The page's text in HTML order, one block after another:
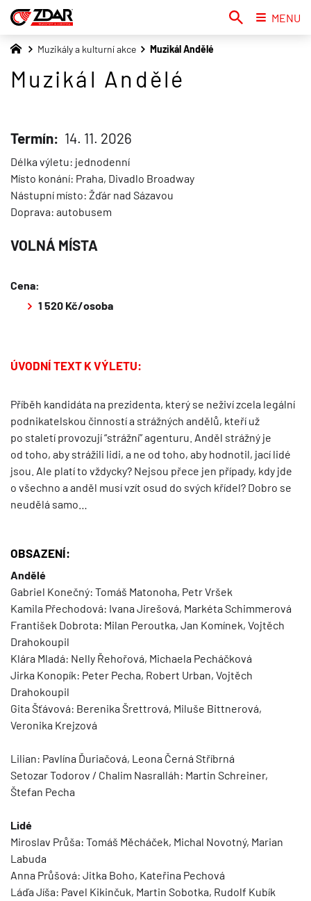
Muzikály a kulturní akce Muzikál Andělé
Muzikál Andělé
Termín: 14. 11. 2026
Délka výletu: jednodenní
Místo konání: Praha, Divadlo Broadway
Nástupní místo: Žďár nad Sázavou
Doprava: autobusem
VOLNÁ MÍSTA
Cena:
1 520 Kč/osoba
ÚVODNÍ TEXT K VÝLETU:
Příběh kandidáta na prezidenta, který se neživí zcela legální
podnikatelskou činností a strážných andělů, kteří už
po staletí provozují “strážní” agenturu. Anděl strážný je
od toho, aby strážili lidi, a ne od toho, aby hodnotil, jací lidé
jsou. Ale platí to vždycky? Nejsou přece jen případy, kdy jde
o všechno a anděl musí vzít osud do svých křídel? Dobro se
neudělá samo…
OBSAZENÍ:
Andělé
Gabriel Konečný: Tomáš Matonoha, Petr Vršek
Kamila Přechodová: Ivana Jirešová, Markéta Schimmerová
František Dobrota: Milan Peroutka, Jan Komínek, Vojtěch
Drahokoupil
Klára Mladá: Nelly Řehořová, Michaela Pecháčková
Jirka Konopík: Peter Pecha, Robert Urban, Vojtěch
Drahokoupil
Gita Šťávová: Berenika Šrettrová, Miluše Bittnerová,
Veronika Krejzová
Lilian: Pavlína Ďuriačová, Leona Černá Stříbrná
Setozar Todorov / Chalim Nasralláh: Martin Schreiner,
Štefan Pecha
Lidé
Miroslav Průša: Tomáš Měcháček, Michal Novotný, Marian
Labuda
Anna Průšová: Jitka Boho, Kateřina Pechová
Láďa Jíša: Pavel Kikinčuk, Martin Sobotka, Rudolf Kubík
MENU